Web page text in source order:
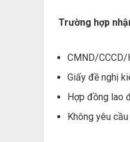
Trường hợp
CMND/CCCD/
Giấy đề nghị
Hợp đồng lao
Không yêu